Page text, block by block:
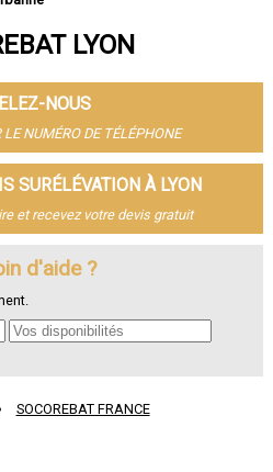
en-Velin
sur-Saône
la-Pape
Charpieu
Laval
la-Demi-Lune
LYON
NOUS
LE NUMÉRO DE TÉLÉPHONE
SURÉLÉVATION À LYON
et recevez votre devis gratuit
d'aide ?
SOCOREBAT FRANCE